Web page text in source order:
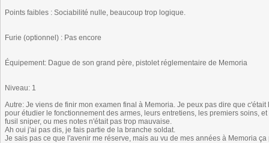
Points faibles : Sociabilité nulle, beaucoup trop logique.
Furie (optionnel) : Pas encore
Équipement: Dague de son grand père, pistolet réglementaire de Memoria
Niveau: 1
Autre: Je viens de finir mon examen final à Memoria. Je peux pas dire que
pour étudier le fonctionnement des armes, leurs entretiens, les premiers soins,
fusil sniper, ou mes notes n'était pas trop mauvaise.
Ah oui j'ai pas dis, je fais partie de la branche soldat.
Je sais pas ce que l'avenir me réserve, mais au vu de mes années à Memoria